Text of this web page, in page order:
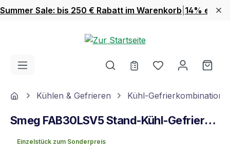
Zum Hauptinhalt springen
Summer Sale: bis 250 € Rabatt im Warenkorb 14% extra
Du hast 0
HomeKühlen & Gefrieren Kühl-
Smeg FAB30LSV5 Stand-Kühl-Gefrierkombination Grau
Einzelstück zum Sonderpreis